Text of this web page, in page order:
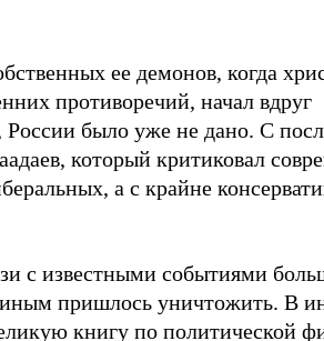
ее демонов, когда
противоречий, начал вдруг
России было уже не дано. С
который критиковал
а с крайне
с известными событиями
пришлось уничтожить. В
книгу по политической